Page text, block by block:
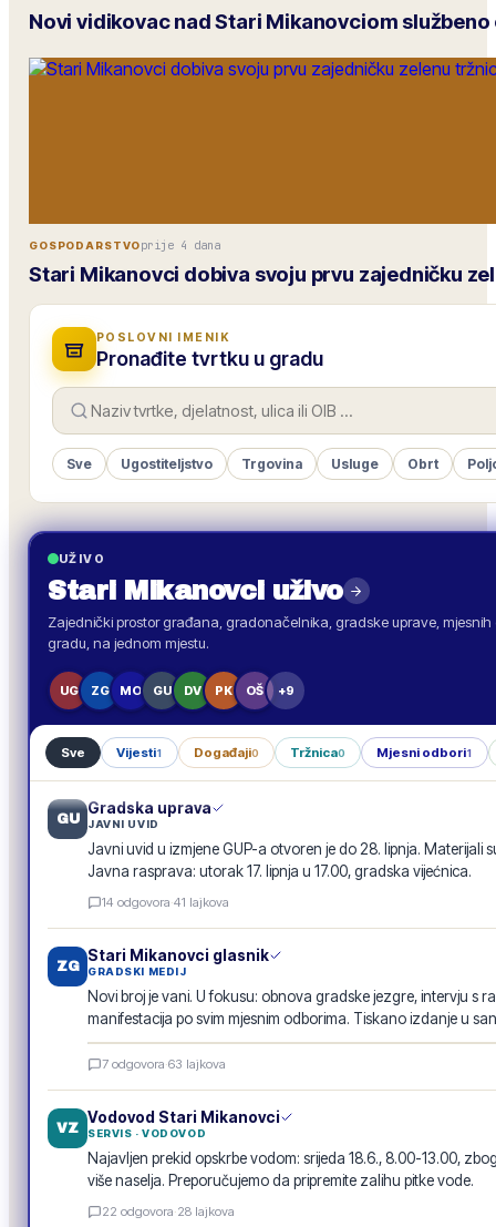
Novi vidikovac nad Stari Mikanovciom
GOSPODARSTVOprije 4 dana
Stari Mikanovci dobiva svoju prvu zajedničku
POSLOVNI IMENIK
Pronađite tvrtku u gradu
Sve Ugostiteljstvo Trgovina Usluge Obrt
UŽIVO
Stari Mikanovciuživo
Zajednički prostor građana, gradonačelnika, gradske uprave,
gradu, na jednom mjestu.
UG ZG MO GU DV PK OŠ +9
Sve Vijesti1 Događaji0 Tržnica0 Mjesni odbori1
GU
Gradska uprava
JAVNI UVID
Javni uvid u izmjene GUP-a otvoren je do 28. lipnja. Materijali
Javna rasprava: utorak 17. lipnja u 17.00, gradska vijećnica.
14 odgovora·41 lajkova
ZG
Stari Mikanovci glasnik
GRADSKI MEDIJ
Novi broj je vani. U fokusu: obnova gradske jezgre, intervju s
manifestacija po svim mjesnim odborima. Tiskano izdanje u
E-GLASILO
Stari Mikanovci glasnik · lipanj 2026.
7 odgovora·63 lajkova
VZ
Vodovod Stari Mikanovci
SERVIS · VODOVOD
Najavljen prekid opskrbe vodom: srijeda 18.6., 8.00-13.00,
više naselja. Preporučujemo da pripremite zalihu pitke vode.
22 odgovora·28 lajkova